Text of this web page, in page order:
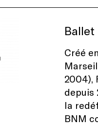
Créé
2004),
depuis
la
BNM